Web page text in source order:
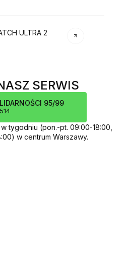
ULTRA 2
SERWIS
95/99
tygodniu (pon.-pt. 09:00-18:00,
w centrum Warszawy.